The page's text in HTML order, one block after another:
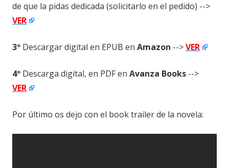
de que la pidas dedicada (solicitarlo en el pedido) -->
VER
3º Descargar digital en EPUB en Amazon -->VER
4º Descarga digital, en PDF en Avanza Books -->
VER
Por último os dejo con el book trailer de la novela: